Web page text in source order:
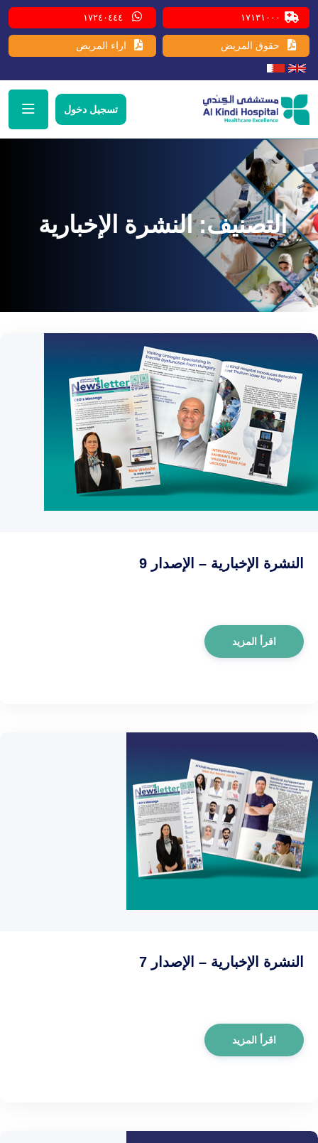
١٧١٣١٠٠٠ ١٧٢٤٠٤٤٤
حقوق المريض اراء المريض
تسجيل دخول
التصنيف:النشرة الإخبارية ​
النشرة الإخبارية – الإصدار 9
اقرأ المزيد
النشرة الإخبارية – الإصدار 7
اقرأ المزيد